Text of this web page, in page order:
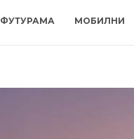
ФУТУРАМА МОБИЛНИ